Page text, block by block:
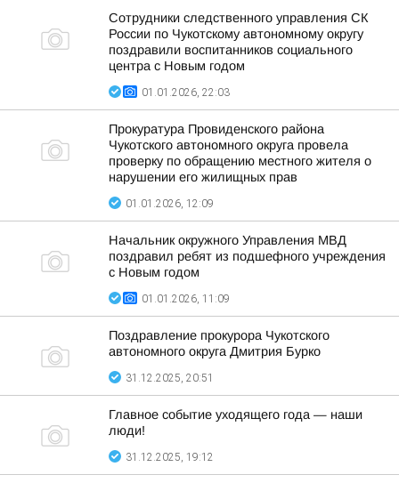
Сотрудники следственного управления СК
России по Чукотскому автономному округу
поздравили воспитанников социального
центра с Новым годом
01.01.2026, 22:03
Прокуратура Провиденского района
Чукотского автономного округа провела
проверку по обращению местного жителя о
нарушении его жилищных прав
01.01.2026, 12:09
Начальник окружного Управления МВД
поздравил ребят из подшефного учреждения
с Новым годом
01.01.2026, 11:09
Поздравление прокурора Чукотского
автономного округа Дмитрия Бурко
31.12.2025, 20:51
Главное событие уходящего года — наши
люди!
31.12.2025, 19:12